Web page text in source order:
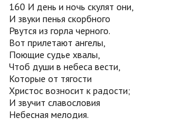
160 И день и ночь скулят они,
И звуки пенья скорбного
Рвутся из горла черного.
Вот прилетают ангелы,
Поющие судье хвалы,
Чтоб души в небеса вести,
Которые от тягости
Христос возносит к радости;
И звучит славословия
Небесная мелодия.